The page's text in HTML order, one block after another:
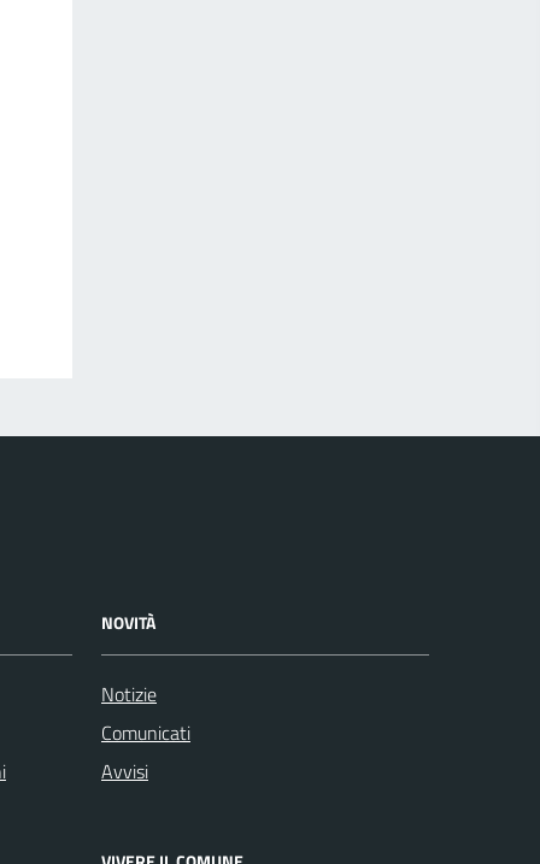
NOVITÀ
Notizie
Comunicati
Avvisi